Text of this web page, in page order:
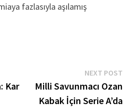
fazlasıyla aşılamış
Kar
NEXT POST
Milli Savunmacı Ozan
Kabak İçin Serie A’da